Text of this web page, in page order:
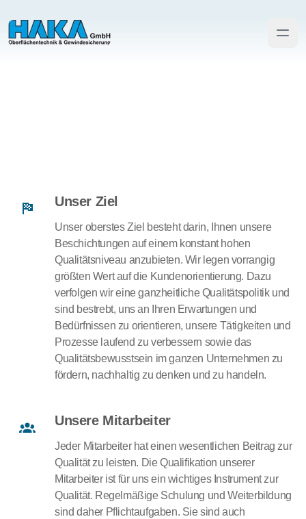
Unser Ziel
Unser oberstes Ziel besteht darin, Ihnen unsere
Beschichtungen auf einem konstant hohen
Qualitätsniveau anzubieten. Wir legen vorrangig
größten Wert auf die Kundenorientierung. Dazu
verfolgen wir eine ganzheitliche Qualitätspolitik und
sind bestrebt, uns an Ihren Erwartungen und
Bedürfnissen zu orientieren, unsere Tätigkeiten und
Prozesse laufend zu verbessern sowie das
Qualitätsbewusstsein im ganzen Unternehmen zu
fördern, nachhaltig zu denken und zu handeln.
Unsere Mitarbeiter
Jeder Mitarbeiter hat einen wesentlichen Beitrag zur
Qualität zu leisten. Die Qualifikation unserer
Mitarbeiter ist für uns ein wichtiges Instrument zur
Qualität. Regelmäßige Schulung und Weiterbildung
sind daher Pflichtaufgaben. Sie sind auch